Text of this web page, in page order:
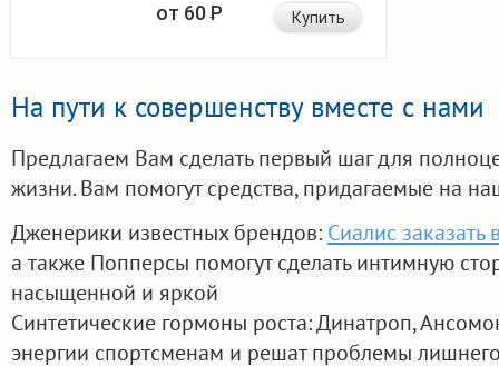
от 60Р Купить
На пути к совершенству вместе с нами
Предлагаем Вам сделать первый шаг для
жизни. Вам помогут средства, придагаемые на
Дженерики известных брендов: Сиалис
а также Попперсы помогут сделать интимную
насыщенной и яркой
Синтетические гормоны роста: Динатроп,
энергии спортсменам и решат проблемы